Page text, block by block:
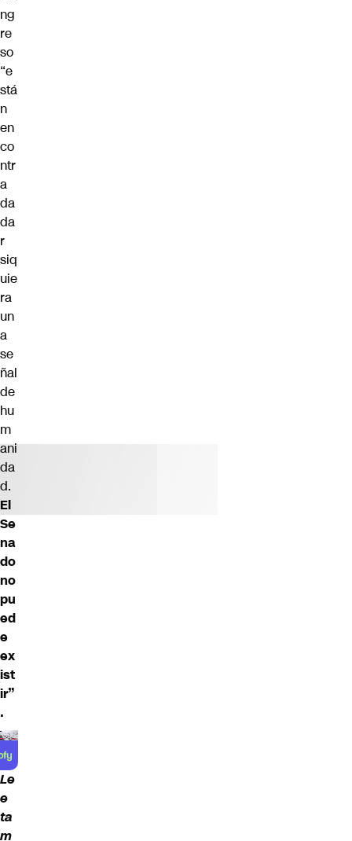
ng
re
so
“e
stá
n
en
co
ntr
a
da
da
r
siq
uie
ra
un
a
se
ñal
de
hu
m
ani
da
d.
El
Se
na
do
no
pu
ed
e
ex
ist
ir”
.
Le
e
ta
m